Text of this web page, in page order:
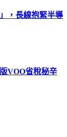
，長線抱緊半導
VOO省稅秘辛